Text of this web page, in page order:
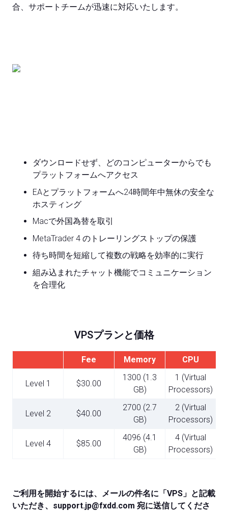
合、サポートチームが迅速に対応いたします。
ダウンロードせず、どのコンピューターからでも
プラットフォームへアクセス
EAとプラットフォームへ24時間年中無休の安全な
ホスティング
Macで外国為替を取引
MetaTrader 4 のトレーリングストップの保護
待ち時間を短縮して複数の戦略を効率的に実行
組み込まれたチャット機能でコミュニケーション
を合理化
VPSプランと価格
Fee Memory CPU
Level 1 $30.00
1300 (1.3
GB)
1 (Virtual
Processors)
Level 2 $40.00
2700 (2.7
GB)
2 (Virtual
Processors)
Level 4 $85.00
4096 (4.1
GB)
4 (Virtual
Processors)
ご利用を開始するには、メールの件名に「VPS」と記載
いただき、support.jp@fxdd.com 宛に送信してくださ